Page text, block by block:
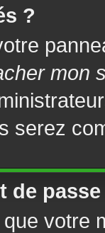
?
mon
serez
de
votre